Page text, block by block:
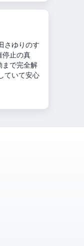
さゆりのす
停止の真
まで完全解
ていて安心